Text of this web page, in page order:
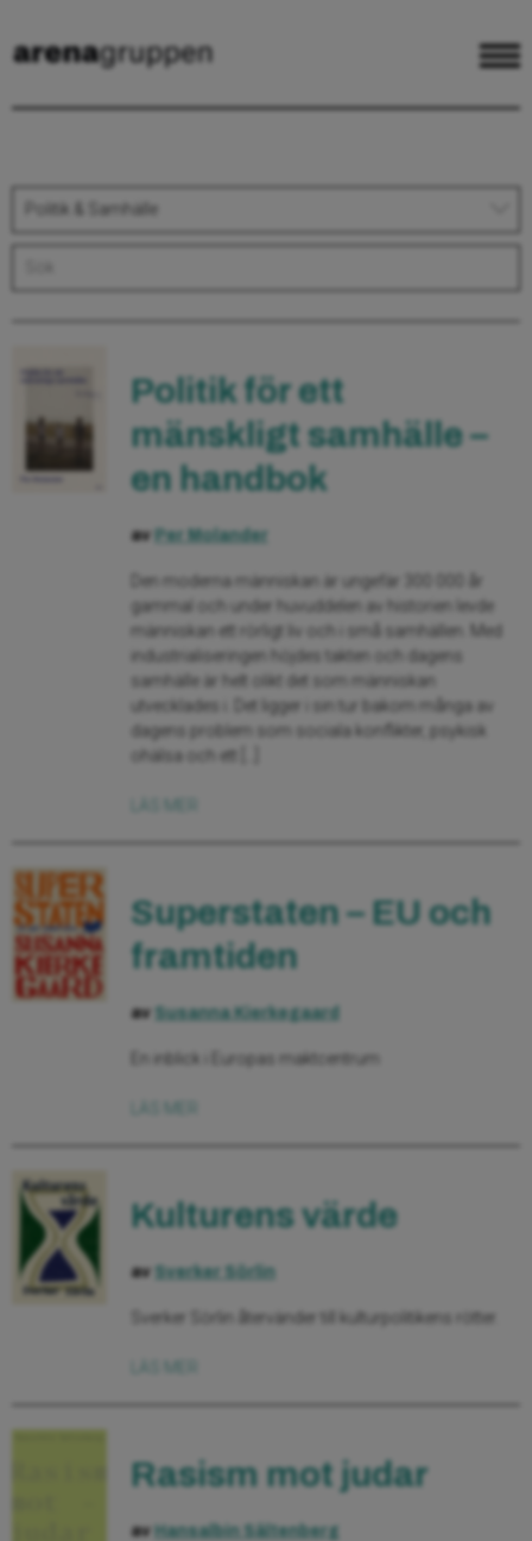
Politik & Samhälle
Politik för ett
mänskligt samhälle –
en handbok
av Per Molander
Den moderna människan är ungefär 300 000 år
gammal och under huvuddelen av historien levde
människan ett rörligt liv och i små samhällen. Med
industrialiseringen höjdes takten och dagens
samhälle är helt olikt det som människan
utvecklades i. Det ligger i sin tur bakom många av
dagens problem som sociala konflikter, psykisk
ohälsa och ett […]
Superstaten – EU och
framtiden
av Susanna Kierkegaard
En inblick i Europas maktcentrum
Kulturens värde
av Sverker Sörlin
Sverker Sörlin återvänder till kulturpolitikens rötter.
Rasism mot judar
av Hansalbin Sältenberg